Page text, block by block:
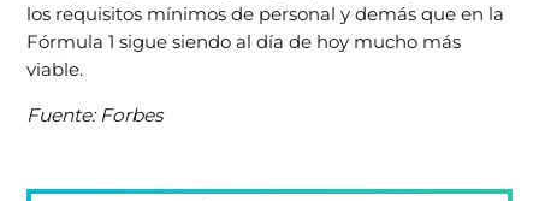
los requisitos mínimos de personal y demás que en la
Fórmula 1 sigue siendo al día de hoy mucho más
viable.
Fuente: Forbes